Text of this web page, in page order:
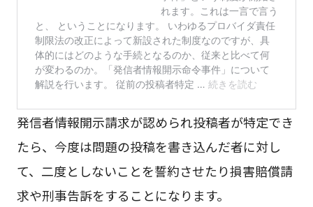
発信者情報開示請求が認められ投稿者が特定でき
たら、今度は問題の投稿を書き込んだ者に対し
て、二度としないことを誓約させたり損害賠償請
求や刑事告訴をすることになります。